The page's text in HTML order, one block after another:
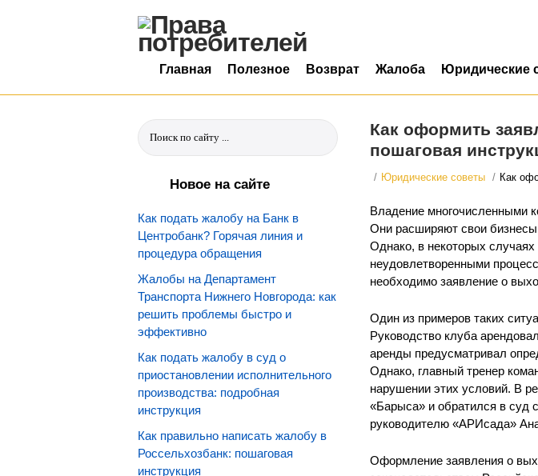
Главная Полезное Возврат Жалоба Юридические
Как оформить
пошаговая
/ Юридические советы / Как
Владение многочисленными
Они расширяют свои
Однако, в некоторых
неудовлетворенными
необходимо заявление о
Один из примеров таких
Руководство клуба
аренды предусматривал
Однако, главный тренер
нарушении этих условий. В
«Барыса» и обратился в суд
руководителю «АРИсада»
Оформление заявления о
Новое на сайте
Как подать жалобу на Банк в
Центробанк? Горячая линия и
процедура обращения
Жалобы на Департамент
Транспорта Нижнего Новгорода: как
решить проблемы быстро и
эффективно
Как подать жалобу в суд о
приостановлении исполнительного
производства: подробная
инструкция
Как правильно написать жалобу в
Россельхозбанк: пошаговая
инструкция